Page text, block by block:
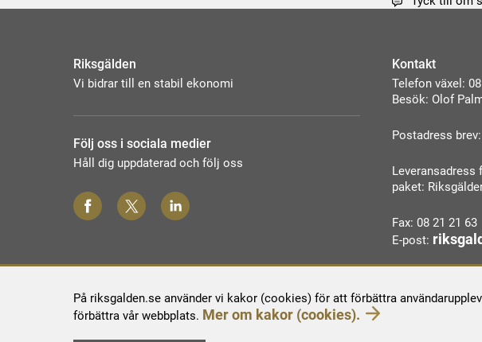
På riksgalden.se använder vi kakor (cookies) för att förbättra
förbättra vår webbplats. Mer om kakor (cookies).
Riksgälden
Vi bidrar till en stabil ekonomi
Följ oss i sociala medier
Håll dig uppdaterad och följ oss
Kontakt
Telefon växel:
Besök: Olof
Postadress
Leveransadress
paket:
Fax: 08 21 21 63
E-post: